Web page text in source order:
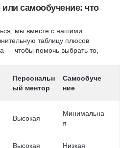
самообучение: что
мы вместе с нашими
таблицу плюсов
— чтобы помочь выбрать то,
Персональн
ый ментор
Самообуче
ние
Высокая
Минимальна
я
Высокая Низкая